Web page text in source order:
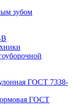
зубом
ГОСТ 7338-
ГОСТ